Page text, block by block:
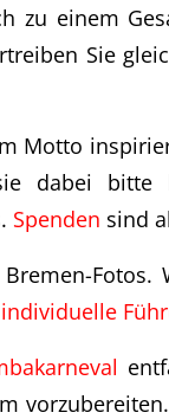
zu einem
Sie
Motto
dabei bitte
Spenden sind
individuelle